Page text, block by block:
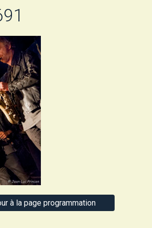
à la page programmation